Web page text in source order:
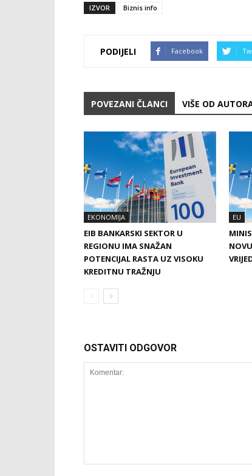
IZVOR Biznis info
PODIJELI Facebook
POVEZANI ČLANCI VIŠE OD
EKONOMIJA
EIB BANKARSKI SEKTOR U
REGIONU IMA SNAŽAN
POTENCIJAL RASTA UZ VISOKU
KREDITNU TRAŽNJU
EU
OSTAVITI ODGOVOR